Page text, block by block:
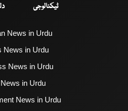
ٹیکنالوجی
News in Urdu
News in Urdu
News in Urdu
in Urdu
News in Urdu